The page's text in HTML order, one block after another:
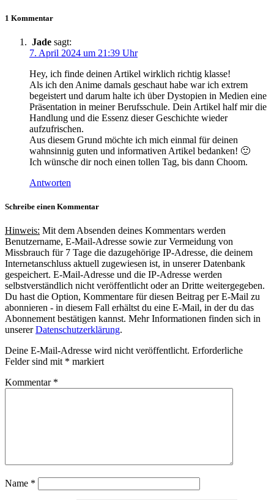
1 Kommentar
Jade sagt:
7. April 2024 um 21:39 Uhr
Hey, ich finde deinen Artikel wirklich richtig klasse!
Als ich den Anime damals geschaut habe war ich extrem
begeistert und darum halte ich über Dystopien in Medien eine
Präsentation in meiner Berufsschule. Dein Artikel half mir die
Handlung und die Essenz dieser Geschichte wieder
aufzufrischen.
Aus diesem Grund möchte ich mich einmal für deinen
wahnsinnig guten und informativen Artikel bedanken! 🙂
Ich wünsche dir noch einen tollen Tag, bis dann Choom.
Antworten
Schreibe einen Kommentar
Hinweis: Mit dem Absenden deines Kommentars werden
Benutzername, E-Mail-Adresse sowie zur Vermeidung von
Missbrauch für 7 Tage die dazugehörige IP-Adresse, die deinem
Internetanschluss aktuell zugewiesen ist, in unserer Datenbank
gespeichert. E-Mail-Adresse und die IP-Adresse werden
selbstverständlich nicht veröffentlicht oder an Dritte weitergegeben.
Du hast die Option, Kommentare für diesen Beitrag per E-Mail zu
abonnieren - in diesem Fall erhältst du eine E-Mail, in der du das
Abonnement bestätigen kannst. Mehr Informationen finden sich in
unsererDatenschutzerklärung.
Deine E-Mail-Adresse wird nicht veröffentlicht. Erforderliche
Felder sind mit * markiert
Kommentar *
Name *